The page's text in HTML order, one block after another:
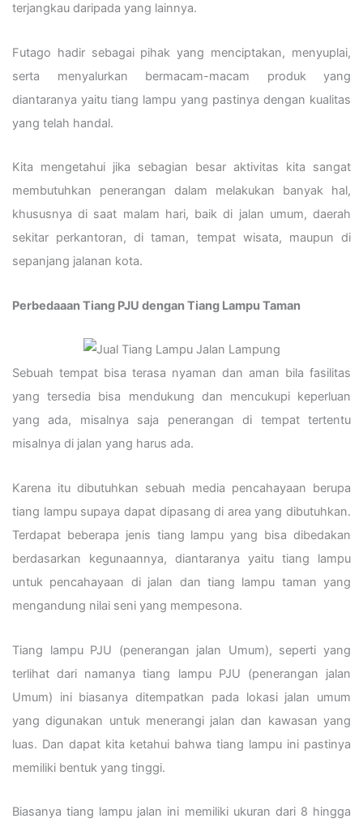
terjangkau daripada yang lainnya.
Futago hadir sebagai pihak yang menciptakan, menyuplai,
serta menyalurkan bermacam-macam produk yang
diantaranya yaitu tiang lampu yang pastinya dengan kualitas
yang telah handal.
Kita mengetahui jika sebagian besar aktivitas kita sangat
membutuhkan penerangan dalam melakukan banyak hal,
khususnya di saat malam hari, baik di jalan umum, daerah
sekitar perkantoran, di taman, tempat wisata, maupun di
sepanjang jalanan kota.
Perbedaaan Tiang PJU dengan Tiang Lampu Taman
Sebuah tempat bisa terasa nyaman dan aman bila fasilitas
yang tersedia bisa mendukung dan mencukupi keperluan
yang ada, misalnya saja penerangan di tempat tertentu
misalnya di jalan yang harus ada.
Karena itu dibutuhkan sebuah media pencahayaan berupa
tiang lampu supaya dapat dipasang di area yang dibutuhkan.
Terdapat beberapa jenis tiang lampu yang bisa dibedakan
berdasarkan kegunaannya, diantaranya yaitu tiang lampu
untuk pencahayaan di jalan dan tiang lampu taman yang
mengandung nilai seni yang mempesona.
Tiang lampu PJU (penerangan jalan Umum), seperti yang
terlihat dari namanya tiang lampu PJU (penerangan jalan
Umum) ini biasanya ditempatkan pada lokasi jalan umum
yang digunakan untuk menerangi jalan dan kawasan yang
luas. Dan dapat kita ketahui bahwa tiang lampu ini pastinya
memiliki bentuk yang tinggi.
Biasanya tiang lampu jalan ini memiliki ukuran dari 8 hingga